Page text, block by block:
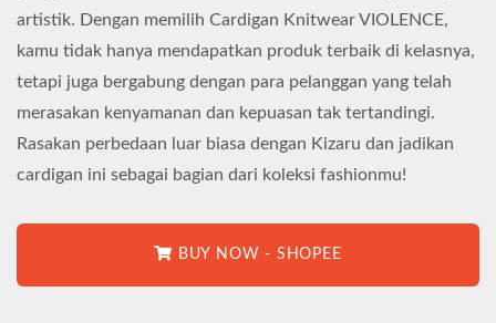
artistik. Dengan memilih Cardigan Knitwear VIOLENCE,
kamu tidak hanya mendapatkan produk terbaik di kelasnya,
tetapi juga bergabung dengan para pelanggan yang telah
merasakan kenyamanan dan kepuasan tak tertandingi.
Rasakan perbedaan luar biasa dengan Kizaru dan jadikan
cardigan ini sebagai bagian dari koleksi fashionmu!
BUY NOW - SHOPEE